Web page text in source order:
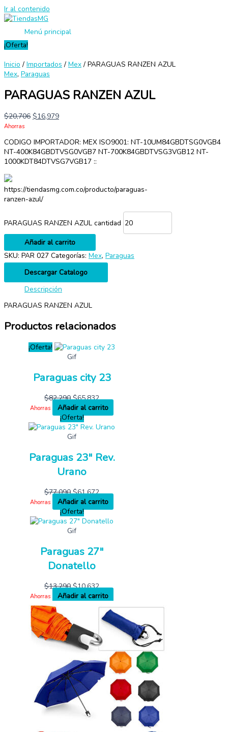
Ir al contenido
Menú principal
¡Oferta!
Inicio / Importados / Mex / PARAGUAS RANZEN AZUL
Mex, Paraguas
PARAGUAS RANZEN AZUL
$20,706 $16,979
Ahorras
CODIGO IMPORTADOR: MEX ISO9001: NT-10UM84GBDTSG0VGB4
NT-400K84GBDTVSG0VGB7 NT-700K84GBDTVSG3VGB12 NT-
1000KDT84DTVSG7VGB17 ::
https://tiendasmg.com.co/producto/paraguas-
ranzen-azul/
PARAGUAS RANZEN AZUL cantidad
Añadir al carrito
SKU: PAR 027 Categorías: Mex, Paraguas
Descargar Catalogo
Descripción
PARAGUAS RANZEN AZUL
Productos relacionados
¡Oferta!
Gif
Paraguas city 23
$82,290 $65,832
Ahorras
Añadir al carrito
¡Oferta!
Gif
Paraguas 23″ Rev.
Urano
$77,090 $61,672
Ahorras
Añadir al carrito
¡Oferta!
Gif
Paraguas 27″
Donatello
$13,290 $10,632
Ahorras Añadir al carrito